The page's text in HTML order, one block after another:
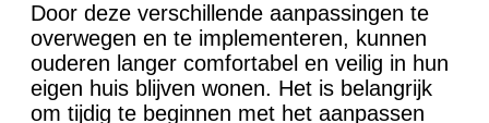
Door deze verschillende aanpassingen te
overwegen en te implementeren, kunnen
ouderen langer comfortabel en veilig in hun
eigen huis blijven wonen. Het is belangrijk
om tijdig te beginnen met het aanpassen